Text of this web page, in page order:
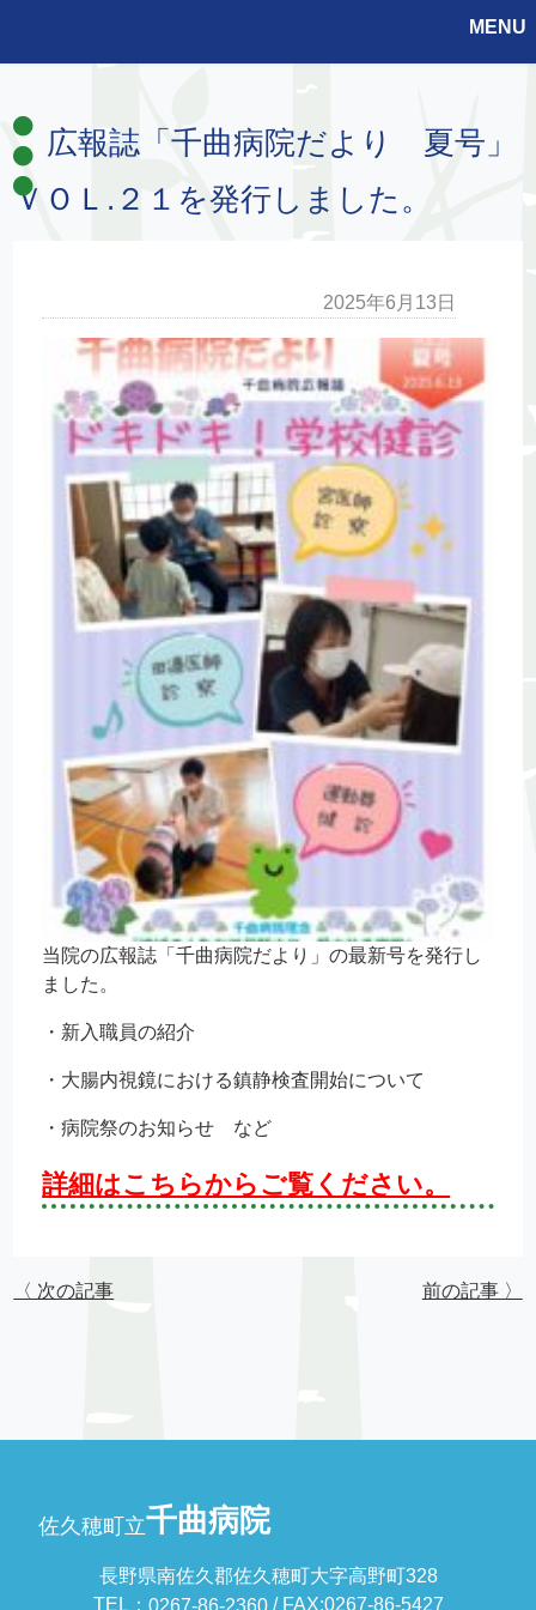
MENU
広報誌「千曲病院だより 夏号」
ＶＯＬ.２１を発行しました。
2025年6月13日
当院の広報誌「千曲病院だより」の最新号を発行し
ました。
・新入職員の紹介
・大腸内視鏡における鎮静検査開始について
・病院祭のお知らせ など
詳細はこちらからご覧ください。
〈 次の記事 前の記事 〉
佐久穂町立千曲病院
長野県南佐久郡佐久穂町大字高野町328
TEL： 0267-86-2360/ FAX:0267-86-5427